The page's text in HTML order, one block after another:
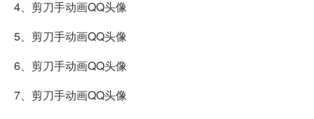
4、剪刀手动画QQ头像
5、剪刀手动画QQ头像
6、剪刀手动画QQ头像
7、剪刀手动画QQ头像